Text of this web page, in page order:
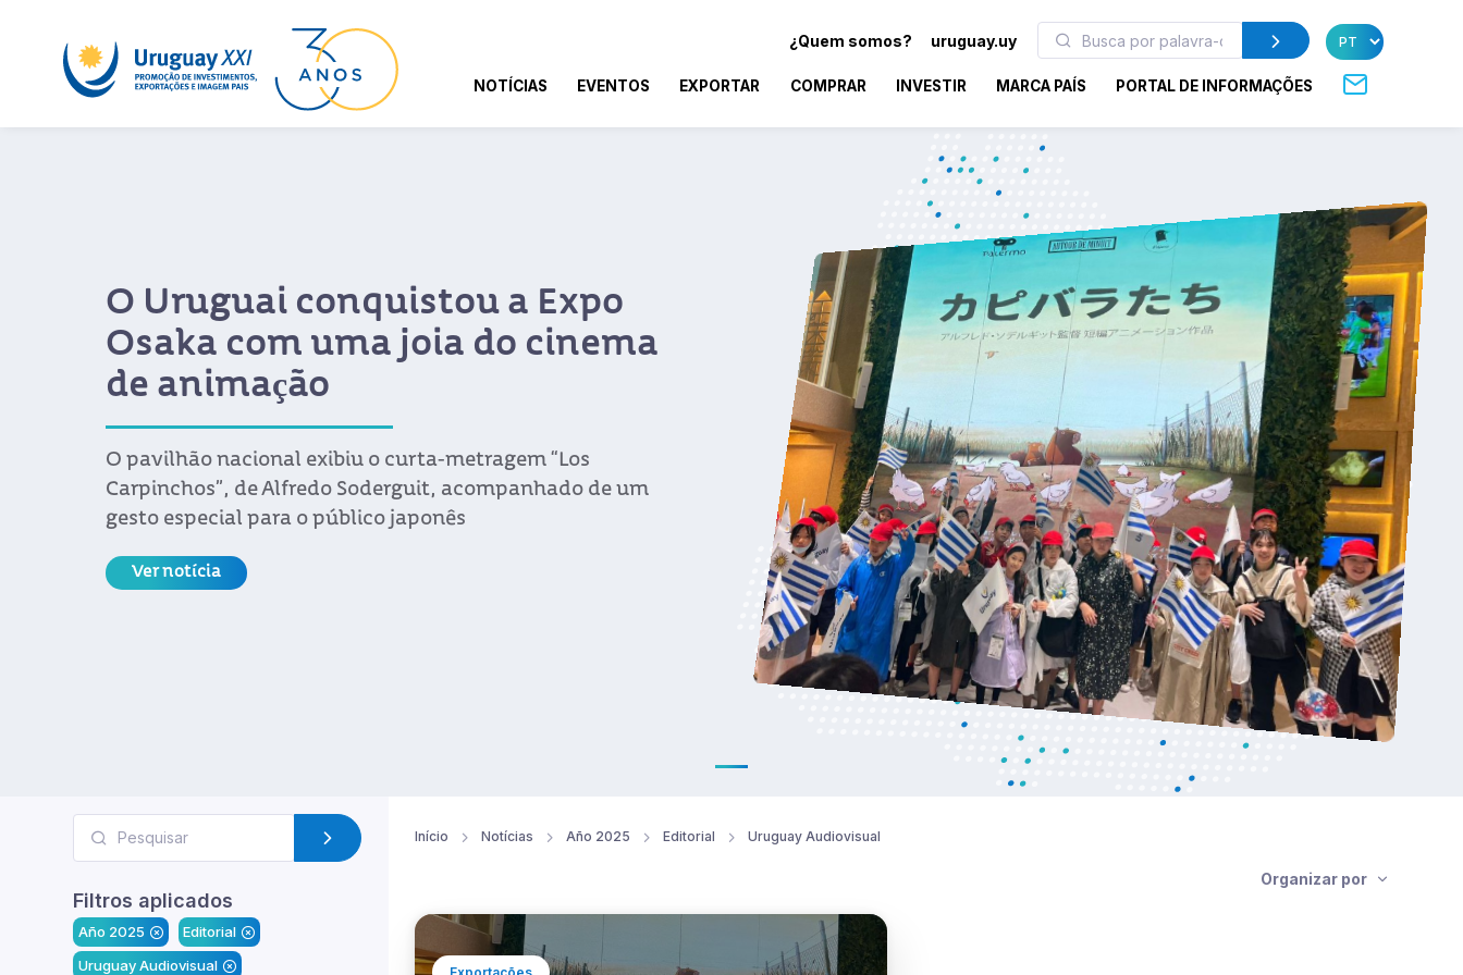
¿Quem somos? uruguay.uy
NOTÍCIAS EVENTOS EXPORTAR COMPRAR INVESTIR MARCA PAÍS PORTAL DE INFORMAÇÕES
O Uruguai conquistou a Expo
Osaka com uma joia do cinema
de animação
O pavilhão nacional exibiu o curta-metragem “Los
Carpinchos”, de Alfredo Soderguit, acompanhado de um
gesto especial para o público japonês
Ver notícia
Filtros aplicados
Año 2025
Editorial
Uruguay Audiovisual
Início Notícias Año 2025 Editorial Uruguay Audiovisual
Organizar por